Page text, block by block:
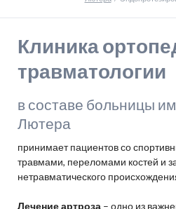
Клиника
травматологии
в составе больницы
Лютера
принимает пациентов со
травмами, переломами костей и
нетравматического
Лечение артроза– одно из